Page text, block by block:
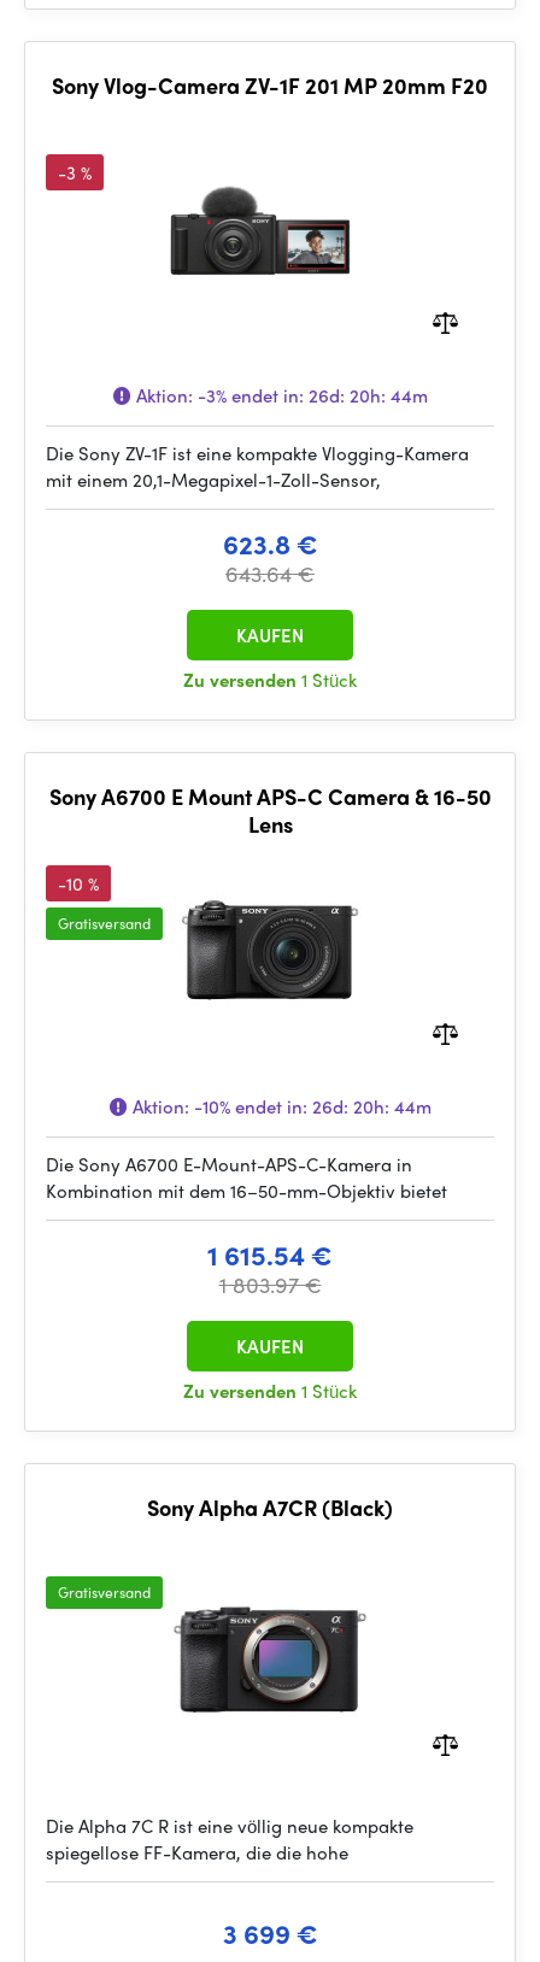
Sony Vlog-Camera ZV-1F 201 MP 20mm F20
-3 %
Aktion: -3%endet in: 26d: 20h: 44m
Die Sony ZV-1F ist eine kompakte Vlogging-Kamera
mit einem 20,1-Megapixel-1-Zoll-Sensor,
623.8 €
643.64 €
Zu versenden 1 Stück
KAUFEN
Sony A6700 E Mount APS-C Camera & 16-50
Lens
-10 %
Gratisversand
Aktion: -10%endet in: 26d: 20h: 44m
Die Sony A6700 E-Mount-APS-C-Kamera in
Kombination mit dem 16–50-mm-Objektiv bietet
1 615.54 €
1 803.97 €
Zu versenden 1 Stück
KAUFEN
Sony Alpha A7CR (Black)
Gratisversand
Die Alpha 7C R ist eine völlig neue kompakte
spiegellose FF-Kamera, die die hohe
3 699 €